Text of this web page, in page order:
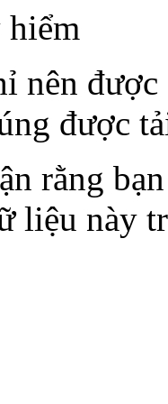
nên
được
rằng
liệu này